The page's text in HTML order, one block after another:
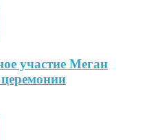
участие Меган